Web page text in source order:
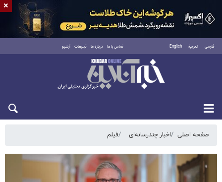
فارسی العربية English تماس با ما درباره ما تبلیغات آرشیو
سه‌شنبه ۲۰ مرداد ۱۴۰۵
صفحه اصلی اخبار چندرسانه‌ای فیلم
×